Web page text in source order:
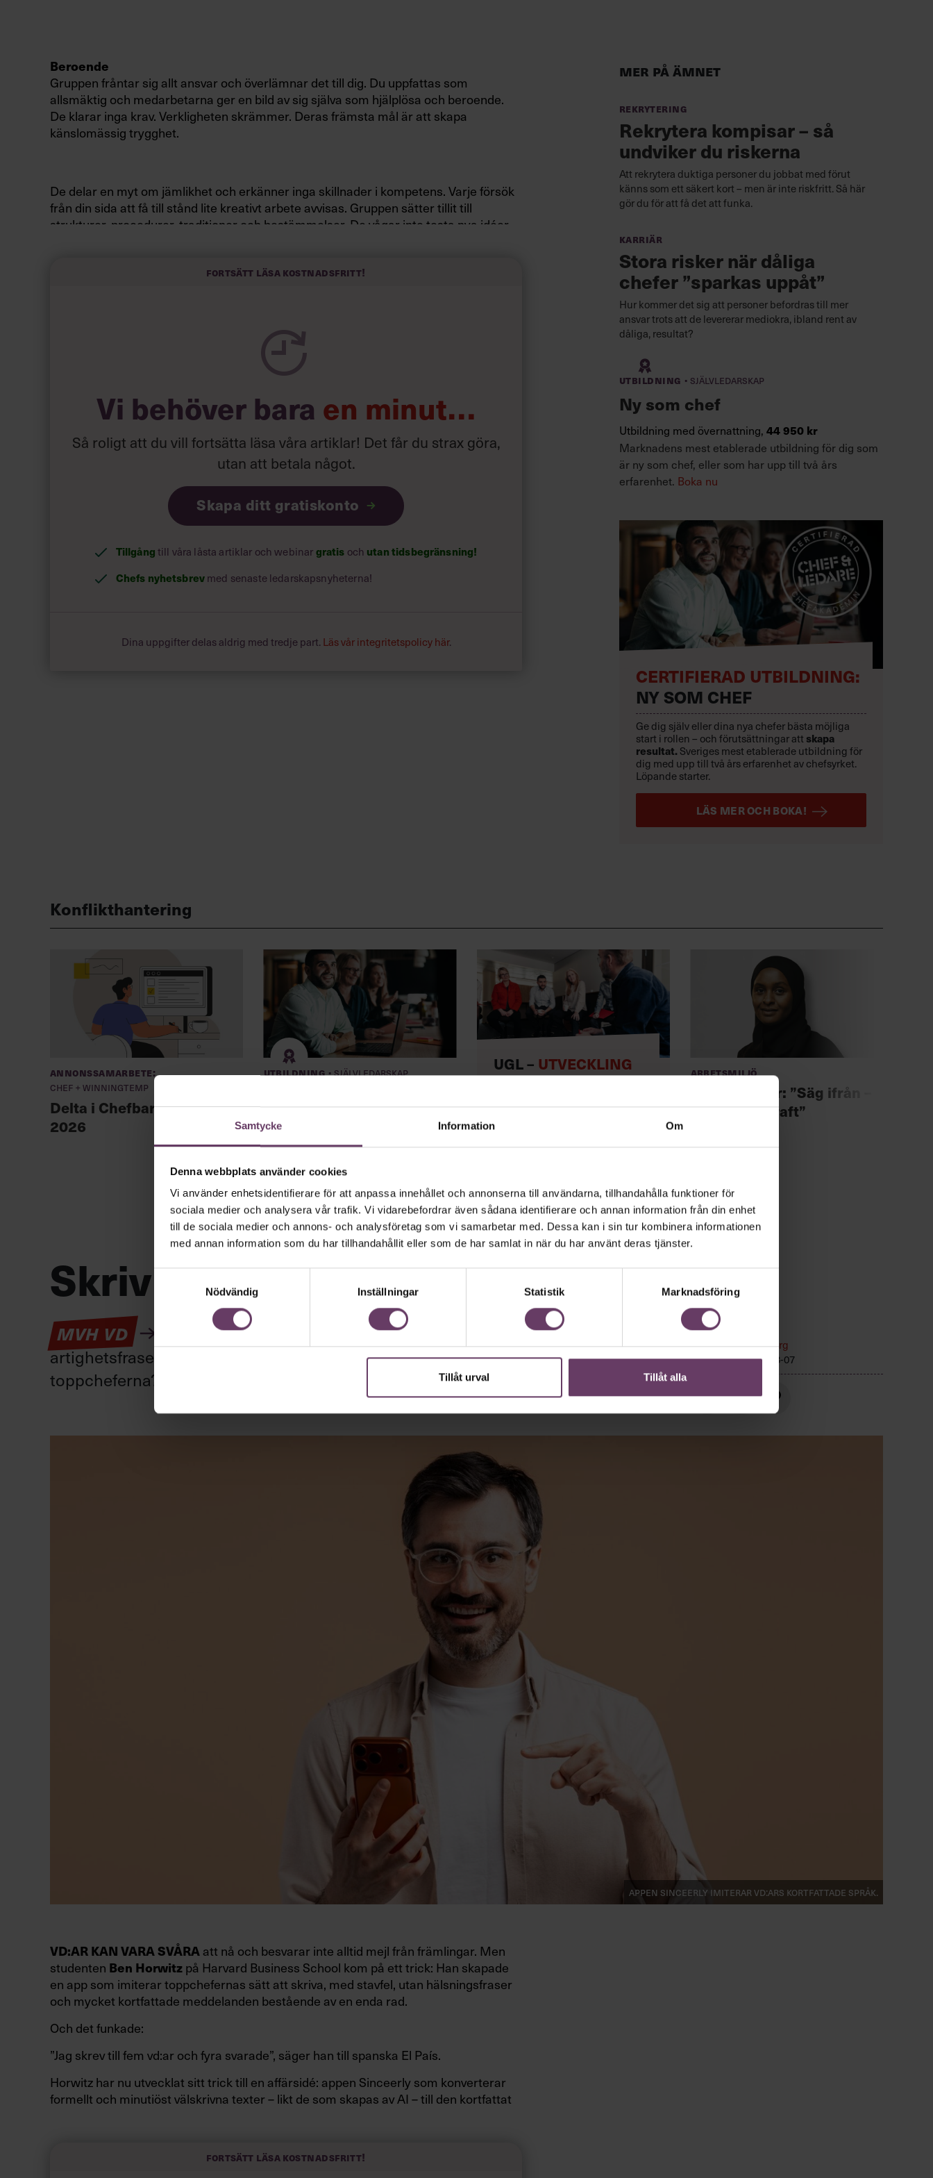
Samtycke Information Om
Denna webbplats använder cookies
Vi använder enhetsidentifierare för att anpassa innehållet och annonserna till användarna, tillhandahålla funktioner för
sociala medier och analysera vår trafik. Vi vidarebefordrar även sådana identifierare och annan information från din enhet
till de sociala medier och annons- och analysföretag som vi samarbetar med. Dessa kan i sin tur kombinera informationen
med annan information som du har tillhandahållit eller som de har samlat in när du har använt deras tjänster.
Nödvändig
Inställningar Statistik Marknadsföring
Tillåt urval Tillåt alla
Beroende
Gruppen fråntar sig allt ansvar och överlämnar det till dig. Du uppfattas som
allsmäktig och medarbetarna ger en bild av sig själva som hjälplösa och beroende.
De klarar inga krav. Verkligheten skrämmer. Deras främsta mål är att skapa
känslomässig trygghet.
De delar en myt om jämlikhet och erkänner inga skillnader i kompetens. Varje försök
från din sida att få till stånd lite kreativt arbete avvisas. Gruppen sätter tillit till
strukturer, procedurer, traditioner och bestämmelser. De vågar inte testa nya idéer
– när medarbetarna uppträder som om de enbart var mottagare av information. De
ställer om samma frågor och bläddrar förvirrat i sina papper. De undviker att själva
– när tystnad möter dina förslag, bara mummel hörs.
Fortsätt läsa kostnadsfritt!
Vi behöver bara en minut…
Så roligt att du vill fortsätta läsa våra artiklar! Det får du strax göra,
utan att betala något.
Skapa ditt gratiskonto
Tillgångtill våra låsta artiklar och webinargratis och utan tidsbegränsning!
Chefs nyhetsbrevmed senaste ledarskapsnyheterna!
Dina uppgifter delas aldrig med tredje part. Läs vår integritetspolicy här.
Mer på ämnet
Rekrytering
Rekrytera kompisar – så
undviker du riskerna
Att rekrytera duktiga personer du jobbat med förut
känns som ett säkert kort – men är inte riskfritt. Så här
gör du för att få det att funka.
Karriär
Stora risker när dåliga
chefer ”sparkas uppåt”
Hur kommer det sig att personer befordras till mer
ansvar trots att de levererar mediokra, ibland rent av
dåliga, resultat?
Utbildning · Självledarskap
Ny som chef
Utbildning med övernattning, 44 950 kr
Marknadens mest etablerade utbildning för dig som
är ny som chef, eller som har upp till två års
erfarenhet. Boka nu
CERTIFIERAD UTBILDNING:
NY SOM CHEF
Ge dig själv eller dina nya chefer bästa möjliga
start i rollen – och förutsättningar att skapa
resultat. Sveriges mest etablerade utbildning för
dig med upp till två års erfarenhet av chefsyrket.
Löpande starter.
LÄS MER OCH BOKA!
Konflikthantering
Annonssamarbete:
Chef + Winningtemp
Delta i Chefbarometern
2026
Utbildning·Självledarskap
Ny som chef
UGL – UTVECKLING
AV GRUPP OCH
Arbetsmiljö
Deqa Abukar: ”Säg ifrån –
var en motkraft”
Skriv som en vd med en app
MVH VD
Kan en app som förvandlar text till korthugget vd-språk – utan
artighetsfraser, men gärna stavfel – vara vägen för den som vill nå fram till
toppcheferna?
Kommunikation
Text:Fredrik Kullberg
Publicerad2026-08-07
Appen Sinceerly imiterar vd:ars kortfattade språk.
VD:AR KAN VARA SVÅRA att nå och besvarar inte alltid mejl från främlingar. Men
studenten Ben Horwitz på Harvard Business School kom på ett trick: Han skapade
en app som imiterar toppchefernas sätt att skriva, med stavfel, utan hälsningsfraser
och mycket kortfattade meddelanden bestående av en enda rad.
Och det funkade:
”Jag skrev till fem vd:ar och fyra svarade”, säger han till spanska El País.
Horwitz har nu utvecklat sitt trick till en affärsidé: appen Sinceerly som konverterar
formellt och minutiöst välskrivna texter – likt de som skapas av AI – till den kortfattat
Fortsätt läsa kostnadsfritt!